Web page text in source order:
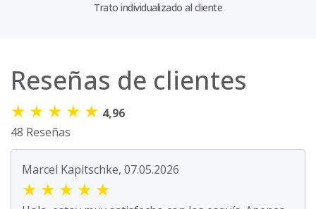
Trato individualizado al cliente
Reseñas de clientes
★ ★ ★ ★ ★ 4,96
48 Reseñas
Marcel Kapitschke, 07.05.2026
★ ★ ★ ★ ★